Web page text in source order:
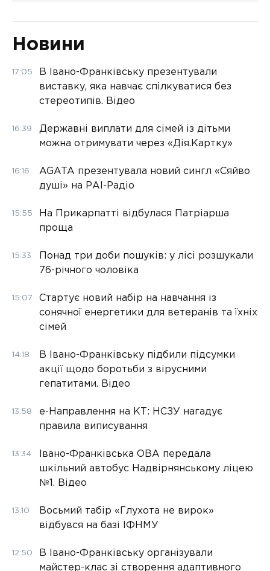
Новини
17:05
В Івано-Франківську презентували
виставку, яка навчає спілкуватися без
стереотипів. Відео
16:39
Державні виплати для сімей із дітьми
можна отримувати через «Дія.Картку»
16:16
AGATA презентувала новий сингл «Сяйво
душі» на РАІ-Радіо
15:55
На Прикарпатті відбулася Патріарша
проща
15:33
Понад три доби пошуків: у лісі розшукали
76-річного чоловіка
15:07
Стартує новий набір на навчання із
сонячної енергетики для ветеранів та їхніх
сімей
14:18
В Івано-Франківську підбили підсумки
акції щодо боротьби з вірусними
гепатитами. Відео
13:58
е-Направлення на КТ: НСЗУ нагадує
правила виписування
13:34
Івано-Франківська ОВА передала
шкільний автобус Надвірнянському ліцею
№1. Відео
13:10
Восьмий табір «Глухота не вирок»
відбувся на базі ІФНМУ
12:50
В Івано-Франківську організували
майстер-клас зі створення адаптивного